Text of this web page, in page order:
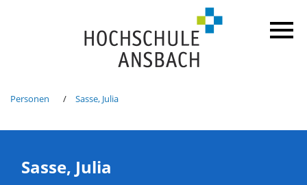
Personen Sasse, Julia
Sasse, Julia